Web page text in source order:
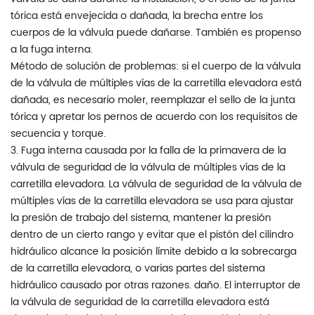
tórica está envejecida o dañada, la brecha entre los
cuerpos de la válvula puede dañarse. También es propenso
a la fuga interna.
Método de solución de problemas: si el cuerpo de la válvula
de la válvula de múltiples vías de la carretilla elevadora está
dañada, es necesario moler, reemplazar el sello de la junta
tórica y apretar los pernos de acuerdo con los requisitos de
secuencia y torque.
3. Fuga interna causada por la falla de la primavera de la
válvula de seguridad de la válvula de múltiples vías de la
carretilla elevadora. La válvula de seguridad de la válvula de
múltiples vías de la carretilla elevadora se usa para ajustar
la presión de trabajo del sistema, mantener la presión
dentro de un cierto rango y evitar que el pistón del cilindro
hidráulico alcance la posición límite debido a la sobrecarga
de la carretilla elevadora, o varias partes del sistema
hidráulico causado por otras razones. daño. El interruptor de
la válvula de seguridad de la carretilla elevadora está